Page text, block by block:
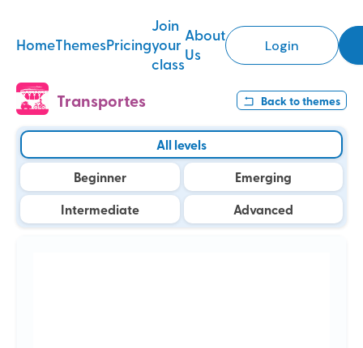
HomeThemesPricing
Join
your
class
About
Us
Login
Transportes Back tothemes
All levels
Beginner
Emerging
Intermediate
Advanced